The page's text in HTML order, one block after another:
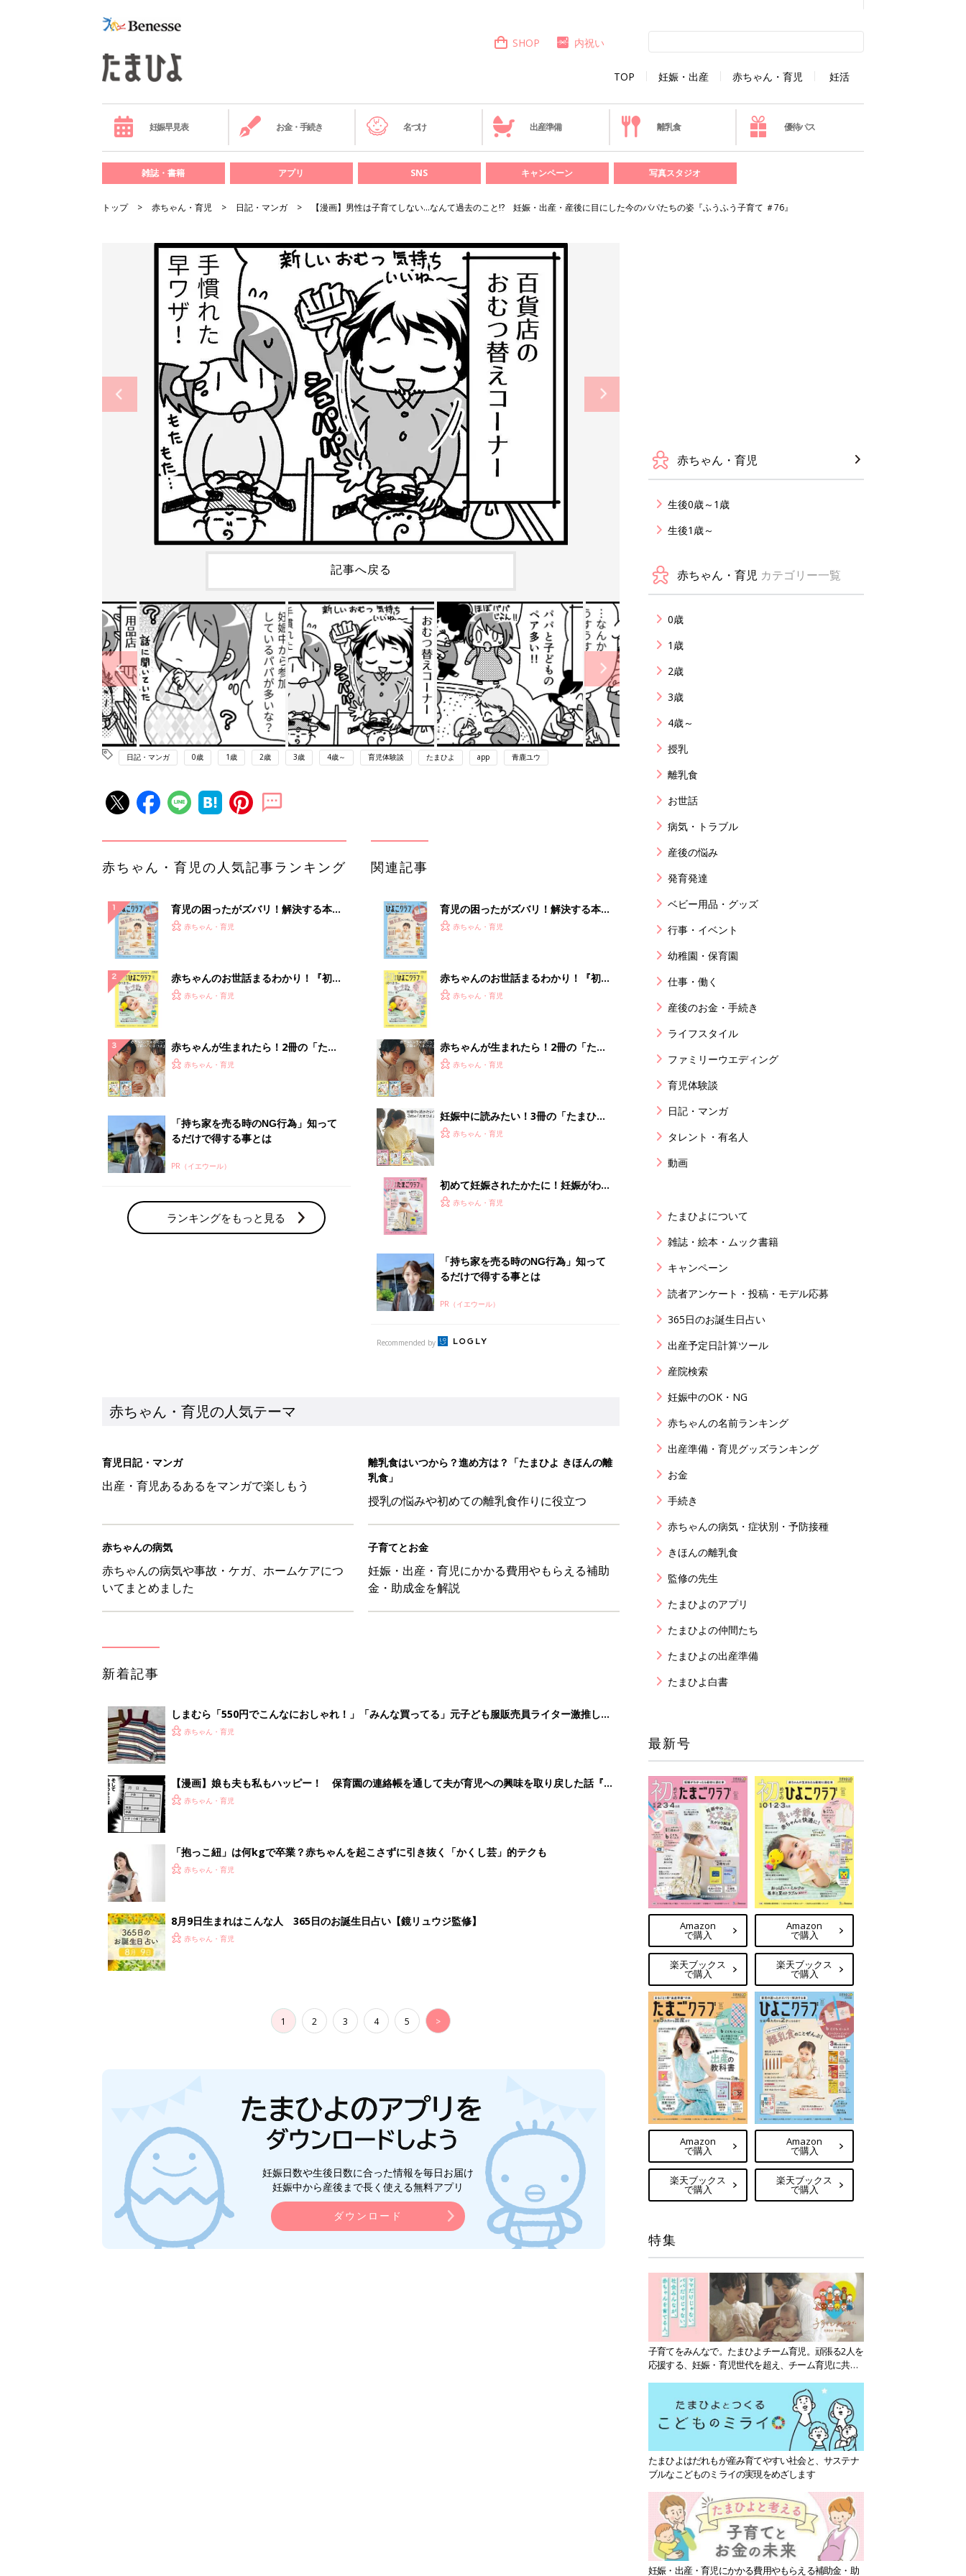
TOP 妊娠・出産 赤ちゃん・育児 妊活
SHOP 内祝い
妊娠早見表 お金・手続き 名づけ 出産準備 離乳食 優待パス
雑誌・書籍 アプリ SNS キャンペーン 写真スタジオ
トップ 赤ちゃん・育児 日記・マンガ 【漫画】男性は子育てしない…なんて過去のこと⁉︎ 妊娠・出産・産後に目にした今のパパたちの姿『ふうふう子育て ＃76』
記事へ戻る
日記・マンガ 0歳 1歳 2歳 3歳 4歳～ 育児体験談 たまひよ app 青鹿ユウ
赤ちゃん・育児の人気記事ランキング
育児の困ったがズバリ！解決する本
『ひよこクラブ 秋号』 4カ月～2才
赤ちゃん・育児
赤ちゃんのお世話まるわかり！『初め
てのひよこクラブ 夏号』〈巻頭大特
赤ちゃん・育児
赤ちゃんが生まれたら！2冊の「たま
ひよ」
赤ちゃん・育児
「持ち家を売る時のNG行為」知って
るだけで得する事とは
PR（イエウール）
ランキングをもっと見る
関連記事
育児の困ったがズバリ！解決する本
『ひよこクラブ 秋号』 4カ月～2才
赤ちゃん・育児
赤ちゃんのお世話まるわかり！『初め
てのひよこクラブ 夏号』〈巻頭大特
赤ちゃん・育児
赤ちゃんが生まれたら！2冊の「たま
ひよ」
赤ちゃん・育児
妊娠中に読みたい！3冊の「たまひ
よ」赤ちゃん・育児
初めて妊娠されたかたに！妊娠がわか
ったら最初に読む本『初めてのたまご
赤ちゃん・育児
「持ち家を売る時のNG行為」知って
るだけで得する事とは
PR（イエウール）
Recommended by
赤ちゃん・育児の人気テーマ
育児日記・マンガ
出産・育児あるあるをマンガで楽しもう
離乳食はいつから？進め方は？「たまひよ きほんの離
乳食」
授乳の悩みや初めての離乳食作りに役立つ
赤ちゃんの病気
赤ちゃんの病気や事故・ケガ、ホームケアにつ
いてまとめました
子育てとお金
妊娠・出産・育児にかかる費用やもらえる補助
金・助成金を解説
新着記事
しまむら「550円でこんなにおしゃれ！」「みんな買ってる」元子ども服販売員ライター激推し★
夏のバズりトップス4選
赤ちゃん・育児
【漫画】娘も夫も私もハッピー！ 保育園の連絡帳を通して夫が育児への興味を取り戻した話『ふ
うふう子育て ＃92』
赤ちゃん・育児
「抱っこ紐」は何kgで卒業？赤ちゃんを起こさずに引き抜く「かくし芸」的テクも
赤ちゃん・育児
8月9日生まれはこんな人 365日のお誕生日占い【鏡リュウジ監修】
赤ちゃん・育児
1 2 3 4 5 >
妊娠日数や生後日数に合った情報を毎日お届け
妊娠中から産後まで長く使える無料アプリ
ダウンロード
赤ちゃん・育児
生後0歳～1歳
生後1歳～
赤ちゃん・育児 カテゴリー一覧
0歳
1歳
2歳
3歳
4歳～
授乳
離乳食
お世話
病気・トラブル
産後の悩み
発育発達
ベビー用品・グッズ
行事・イベント
幼稚園・保育園
仕事・働く
産後のお金・手続き
ライフスタイル
ファミリーウエディング
育児体験談
日記・マンガ
タレント・有名人
動画
たまひよについて
雑誌・絵本・ムック書籍
キャンペーン
読者アンケート・投稿・モデル応募
365日のお誕生日占い
出産予定日計算ツール
産院検索
妊娠中のOK・NG
赤ちゃんの名前ランキング
出産準備・育児グッズランキング
お金
手続き
赤ちゃんの病気・症状別・予防接種
きほんの離乳食
監修の先生
たまひよのアプリ
たまひよの仲間たち
たまひよの出産準備
たまひよ白書
最新号
Amazon
で購入
楽天ブックス
で購入
Amazon
で購入
楽天ブックス
で購入
Amazon
で購入
楽天ブックス
で購入
Amazon
で購入
楽天ブックス
で購入
特集
子育てをみんなで。たまひよチーム育児。頑張る2人を
応援する、妊娠・育児世代を超え、チーム育児に共感
たまひよはだれもが産み育てやすい社会と、サステナ
ブルなこどものミライの実現をめざします
妊娠・出産・育児にかかる費用やもらえる補助金・助